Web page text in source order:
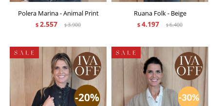
Polera Marina - Animal Print
$ 2.557 $3.900
Ruana Folk - Beige
$ 4.197 $6.400